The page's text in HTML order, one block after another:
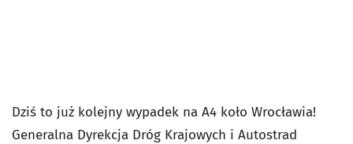
Dziś to już kolejny wypadek na A4 koło Wrocławia!
Generalna Dyrekcja Dróg Krajowych i Autostrad